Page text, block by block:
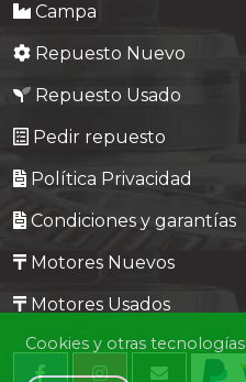
Campa
Repuesto Nuevo
Repuesto Usado
Pedir repuesto
Política Privacidad
Condiciones y garantías
Motores Nuevos
Motores Usados
Cookies y otras tecnologías